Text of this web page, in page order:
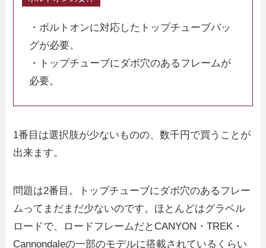
・ボルトオンに対応したトップチューブバッ
グが必要。
・トップチューブにダボ穴のあるフレームが
必要。
1番目は選択肢が少ないものの、数千円で買うことが
出来ます。
問題は2番目。トップチューブにダボ穴のあるフレー
ムってまだまだ少ないのです。ほとんどはグラベル
ロードで、ロードフレームだとCANYON・TREK・
Cannondaleの一部のモデルに搭載されているくらい